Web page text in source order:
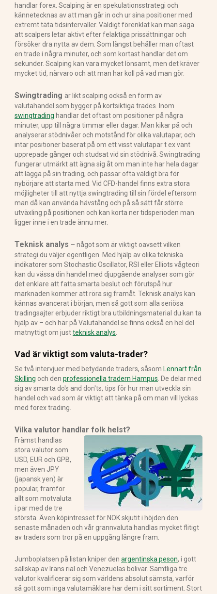
handlar forex. Scalping är en spekulationsstrategi och
kännetecknas av att man går in och ur sina positioner med
extremt täta tidsintervaller. Väldigt förenklat kan man säga
att scalpers letar aktivt efter felaktiga prissättningar och
försöker dra nytta av dem. Som längst behåller man oftast
en trade i några minuter, och som kortast handlar det om
sekunder. Scalping kan vara mycket lönsamt, men det kräver
mycket tid, närvaro och att man har koll på vad man gör.
Swingtrading är likt scalping också en form av
valutahandel som bygger på kortsiktiga trades. Inom
swingtrading handlar det oftast om positioner på några
minuter, upp till några timmar eller dagar. Man kikar på och
analyserar stödnivåer och motstånd för olika valutapar, och
intar positioner baserat på om ett visst valutapar t ex vänt
upprepade gånger och studsat vid sin stödnivå. Swingtrading
fungerar utmärkt att ägna sig åt om man inte har hela dagar
att lägga på sin trading, och passar ofta väldigt bra för
nybörjare att starta med. Vid CFD-handel finns extra stora
möjligheter till att nyttja swingtrading till sin fördel eftersom
man då kan använda hävstång och på så sätt får större
utväxling på positionen och kan korta ner tidsperioden man
ligger inne i en trade ännu mer.
Teknisk analys – något som är viktigt oavsett vilken
strategi du väljer egentligen. Med hjälp av olika tekniska
indikatorer som Stochastic Oscillator, RSI eller Elliots vågteori
kan du vässa din handel med djupgående analyser som gör
det enklare att fatta smarta beslut och förutspå hur
marknaden kommer att röra sig framåt. Teknisk analys kan
kännas avancerat i början, men så gott som alla seriösa
tradingsajter erbjuder riktigt bra utbildningsmaterial du kan ta
hjälp av – och här på Valutahandel.se finns också en hel del
matnyttigt om justteknisk analys
Vad är viktigt som valuta-trader?
Se två intervjuer med betydande traders, såsom Lennart från
Skilling och den professionella tradern Hampus . De delar med
sig av smarta do's and don'ts, tips för hur man utveckla sin
handel och vad som är viktigt att tänka på om man vill lyckas
med forex trading.
Vilka valutor handlar folk helst?
Främst handlas
stora valutor som
USD, EUR och GPB,
men även JPY
(japansk yen) är
populär, framför
allt som motvaluta
i par med de tre
största. Även köpintresset för NOK skjutit i höjden den
senaste månaden och vår grannvaluta handlas mycket flitigt
av traders som tror på en uppgång längre fram.
Jumboplatsen på listan kniper den argentinska peson, i gott
sällskap av Irans rial och Venezuelas bolivar. Samtliga tre
valutor kvalificerar sig som världens absolut sämsta, varför
så gott som inga valutamäklare har dem i sitt sortiment. Stort